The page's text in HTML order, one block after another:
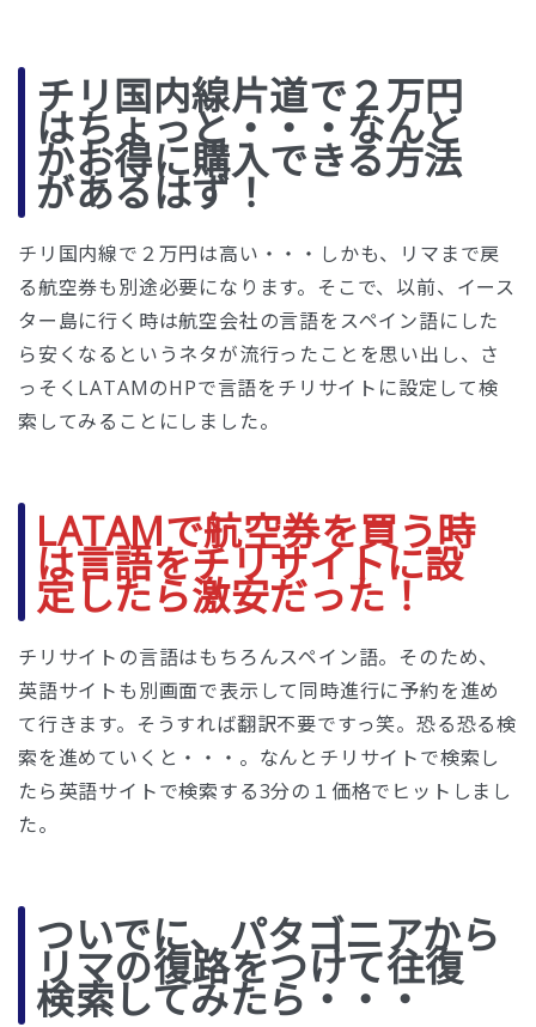
チリ国内線片道で２万円
はちょっと・・・なんと
かお得に購入できる方法
があるはず！
チリ国内線で２万円は高い・・・しかも、リマまで戻
る航空券も別途必要になります。そこで、以前、イース
ター島に行く時は航空会社の言語をスペイン語にした
ら安くなるというネタが流行ったことを思い出し、さ
っそくLATAMのHPで言語をチリサイトに設定して検
索してみることにしました。
LATAMで航空券を買う時
は言語をチリサイトに設
定したら激安だった！
チリサイトの言語はもちろんスペイン語。そのため、
英語サイトも別画面で表示して同時進行に予約を進め
て行きます。そうすれば翻訳不要ですっ笑。恐る恐る検
索を進めていくと・・・。なんとチリサイトで検索し
たら英語サイトで検索する3分の１価格でヒットしまし
た。
ついでに、パタゴニアから
リマの復路をつけて往復
検索してみたら・・・